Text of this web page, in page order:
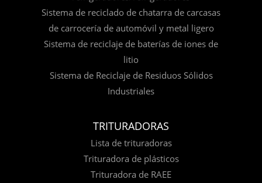
Sistema de reciclado de chatarra de carcasas
de carrocería de automóvil y metal ligero
Sistema de reciclaje de baterías de iones de
litio
Sistema de Reciclaje de Residuos Sólidos
Industriales
TRITURADORAS
Lista de trituradoras
Trituradora de plásticos
Trituradora de RAEE